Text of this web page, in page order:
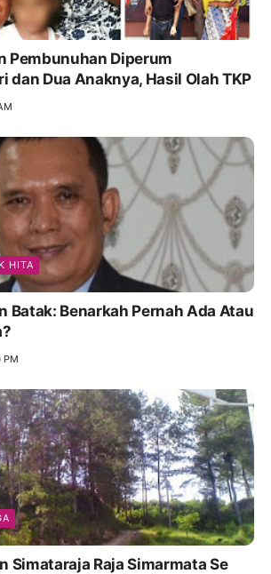
Pembunuhan Diperum
dan Dua Anaknya, Hasil Olah TKP
HITA
Batak: Benarkah Pernah Ada Atau
Simataraja Raja Simarmata Se